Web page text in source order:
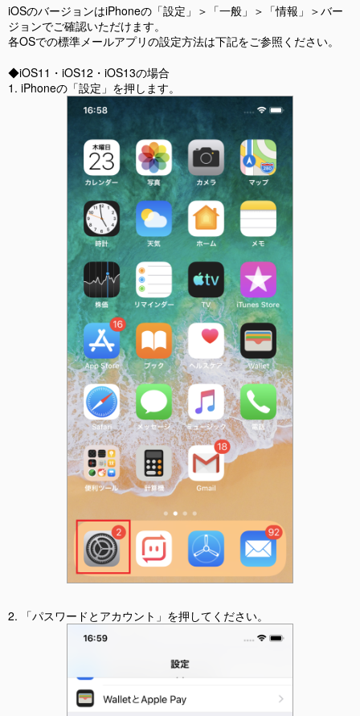
iOSのバージョンはiPhoneの「設定」＞「一般」＞「情報」＞バー
ジョンでご確認いただけます。
各OSでの標準メールアプリの設定方法は下記をご参照ください。
◆iOS11・iOS12・iOS13の場合
1. iPhoneの「設定」を押します。
2. 「パスワードとアカウント」を押してください。